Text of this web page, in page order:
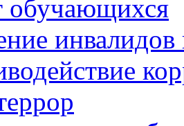
обучающихся